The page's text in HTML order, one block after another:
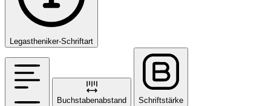
Legastheniker-Schriftart
Buchstabenabstand Schriftstärke